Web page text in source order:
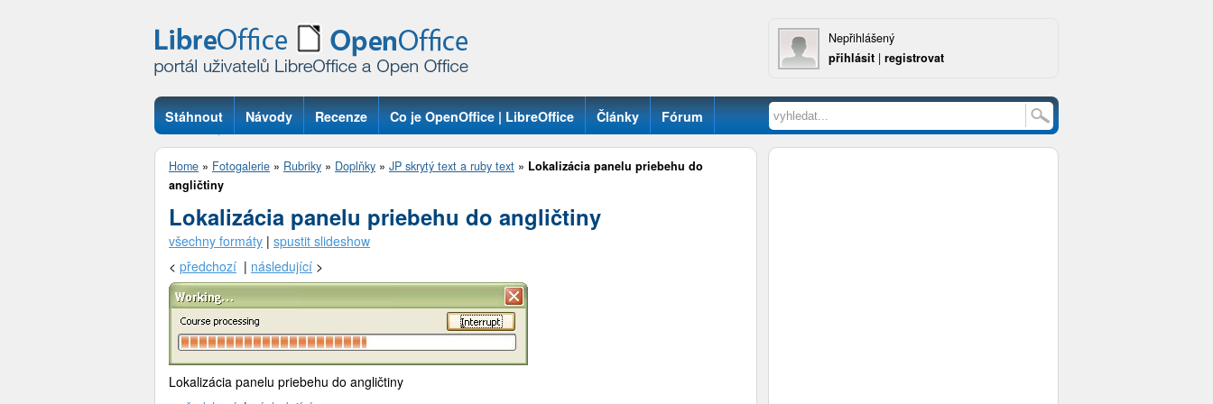
Nepřihlášený
přihlásit | registrovat
Stáhnout Návody Recenze Co je OpenOffice | LibreOffice Články Fórum
Otázky
Home » Fotogalerie » Rubriky » Doplňky » JP skrytý text a ruby text » Lokalizácia panelu priebehu do
angličtiny
Lokalizácia panelu priebehu do angličtiny
všechny formáty | spustit slideshow
< předchozí | následující >
Lokalizácia panelu priebehu do angličtiny